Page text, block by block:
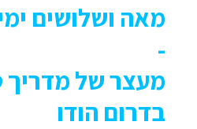
מאה ושלושים
-
מעצר של מדריך
בדרום הודו